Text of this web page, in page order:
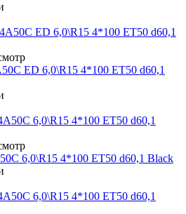
ED 6,0\R15 4*100 ET50 d60,1
6,0\R15 4*100 ET50 d60,1 Black